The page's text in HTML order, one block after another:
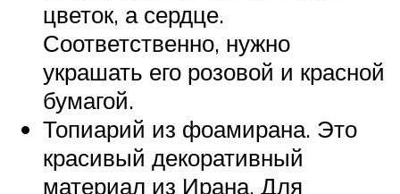
цветок, а сердце.
Соответственно, нужно
украшать его розовой и красной
бумагой.
Топиарий из фоамирана. Это
красивый декоративный
материал из Ирана. Для